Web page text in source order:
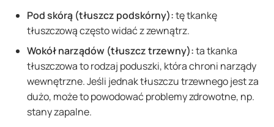
Pod skórą (tłuszcz podskórny):tę tkankę
tłuszczową często widać z zewnątrz.
Wokół narządów (tłuszcz trzewny):ta tkanka
tłuszczowa to rodzaj poduszki, która chroni narządy
wewnętrzne. Jeśli jednak tłuszczu trzewnego jest za
dużo, może to powodować problemy zdrowotne, np.
stany zapalne.